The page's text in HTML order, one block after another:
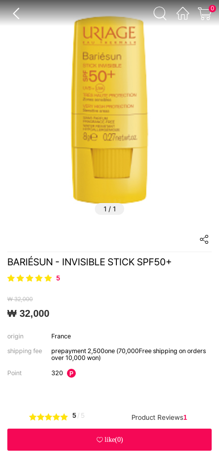
0
1 / 1
BARIÉSUN - INVISIBLE STICK SPF50+
5
₩ 32,000
₩ 32,000
origin
France
shipping fee
prepayment 2,500one (70,000Free shipping on orders
over 10,000 won)
Point 320 P
5/5 Product Reviews1ㅤ
like(0)